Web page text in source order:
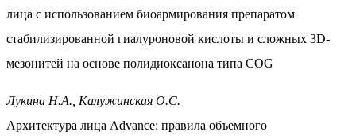
лица с использованием биоармирования препаратом
стабилизированной гиалуроновой кислоты и сложных 3D-
мезонитей на основе полидиоксанона типа COG
Лукина Н.А., Калужинская О.С.
Архитектура лица Advance: правила объемного